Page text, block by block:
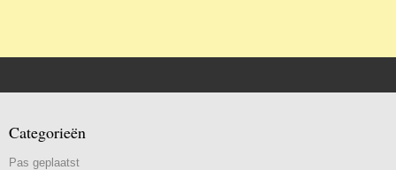
Categorieën
Pas geplaatst